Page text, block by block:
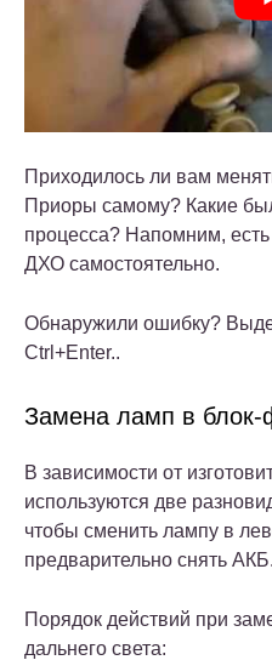
Приходилось ли вам
Приоры самому? Какие
процесса? Напомним,
ДХО самостоятельно.
Обнаружили ошибку?
Ctrl+Enter..
Замена ламп в
В зависимости от
используются две
чтобы сменить лампу в
предварительно снять АКБ.
Порядок действий при
дальнего света: